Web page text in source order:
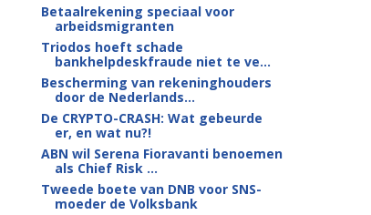
Betaalrekening speciaal voor
arbeidsmigranten
Triodos hoeft schade
bankhelpdeskfraude niet te ve...
Bescherming van rekeninghouders
door de Nederlands...
De CRYPTO-CRASH: Wat gebeurde
er, en wat nu?!
ABN wil Serena Fioravanti benoemen
als Chief Risk ...
Tweede boete van DNB voor SNS-
moeder de Volksbank